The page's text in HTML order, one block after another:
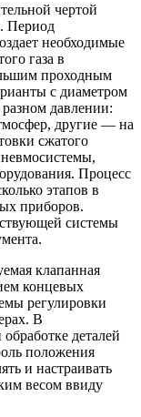
чертой
Период
необходимые
газа в
проходным
с диаметром
давлении:
другие — на
сжатого
Процесс
этапов в
приборов.
системы
клапанная
концевых
регулировки
В
деталей
положения
и настраивать
весом ввиду